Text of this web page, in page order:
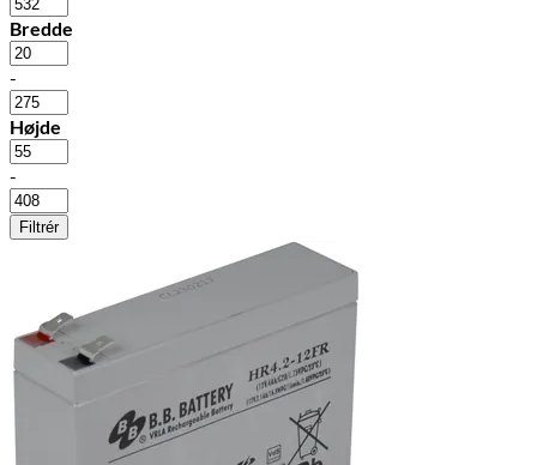
Bredde
-
Højde
-
Filtrér